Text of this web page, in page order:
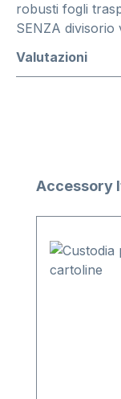
robusti fogli
SENZA divisorio
Valutazioni
Salta la
Accessory